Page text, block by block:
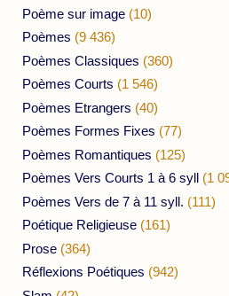
Poème sur image (10)
Poèmes (9 436)
Poèmes Classiques (360)
Poèmes Courts (1 546)
Poèmes Etrangers (40)
Poèmes Formes Fixes (77)
Poèmes Romantiques (125)
Poèmes Vers Courts 1 à 6 syll (1
Poèmes Vers de 7 à 11 syll. (111)
Poétique Religieuse (161)
Prose (364)
Réflexions Poétiques (942)